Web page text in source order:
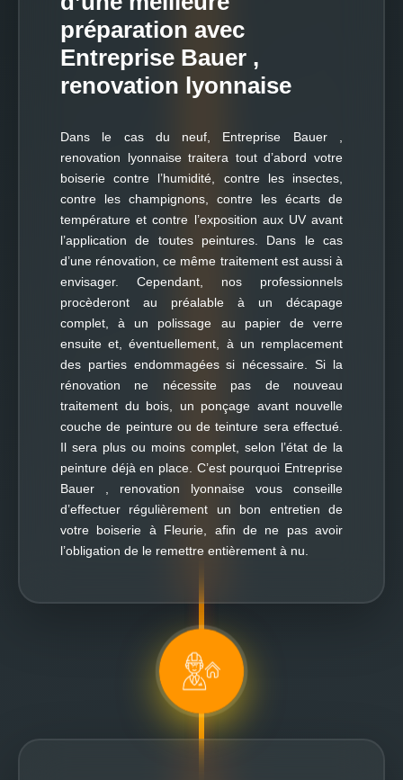
préparation avec
Entreprise Bauer ,
renovation lyonnaise
Dans le cas du neuf, Entreprise Bauer ,
renovation lyonnaise traitera tout d’abord votre
boiserie contre l’humidité, contre les insectes,
contre les champignons, contre les écarts de
température et contre l’exposition aux UV avant
l’application de toutes peintures. Dans le cas
d’une rénovation, ce même traitement est aussi à
envisager. Cependant, nos professionnels
procèderont au préalable à un décapage
complet, à un polissage au papier de verre
ensuite et, éventuellement, à un remplacement
des parties endommagées si nécessaire. Si la
rénovation ne nécessite pas de nouveau
traitement du bois, un ponçage avant nouvelle
couche de peinture ou de teinture sera effectué.
Il sera plus ou moins complet, selon l’état de la
peinture déjà en place. C’est pourquoi Entreprise
Bauer , renovation lyonnaise vous conseille
d’effectuer régulièrement un bon entretien de
votre boiserie à Fleurie, afin de ne pas avoir
l’obligation de le remettre entièrement à nu.